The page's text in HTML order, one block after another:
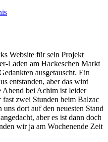
Website für sein Projekt
Laden am Hackeschen Markt
ausgetauscht. Ein
entstanden, aber das wird
Abend bei Achim ist leider
zwei Stunden beim Balzac
dort auf den neuesten Stand
aber es ist dann doch
wir ja am Wochenende Zeit